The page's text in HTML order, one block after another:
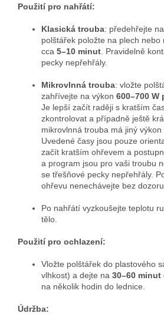
Použití pro nahřátí:
Klasická trouba: předehřejte na
polštářek položte na plech nebo
cca 5–10 minut . Pravidelně
pecky nepřehřály.
Mikrovlnná trouba: vložte
zahřívejte na výkon 600–700
Je lepší začít raději s kratším
zkontrolovat a případně ještě
mikrovlnná trouba má jiný výkon
Uvedené časy jsou pouze
začít kratším ohřevem a
a program jsou pro vaši troubu
se třešňové pecky nepřehřály.
ohřevu nenechávejte bez dozoru.
Po nahřátí vyzkoušejte teplotu
tělo.
Použití pro ochlazení:
Vložte polštářek do plastového
vlhkost) a dejte na 30–60
na několik hodin do lednice.
Údržba: